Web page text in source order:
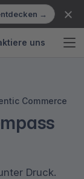
→
uns
Commerce
Druck.